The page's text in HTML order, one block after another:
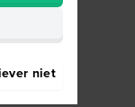
niet